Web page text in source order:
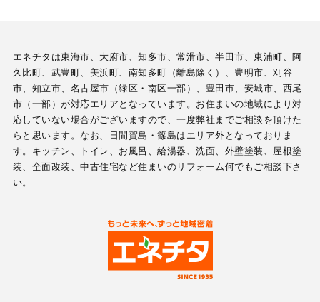
エネチタは東海市、大府市、知多市、常滑市、半田市、東浦町、阿
久比町、武豊町、美浜町、南知多町（離島除く）、豊明市、刈谷
市、知立市、名古屋市（緑区・南区一部）、豊田市、安城市、西尾
市（一部）が対応エリアとなっています。お住まいの地域により対
応していない場合がございますので、一度弊社までご相談を頂けた
らと思います。なお、日間賀島・篠島はエリア外となっておりま
す。キッチン、トイレ、お風呂、給湯器、洗面、外壁塗装、屋根塗
装、全面改装、中古住宅など住まいのリフォーム何でもご相談下さ
い。